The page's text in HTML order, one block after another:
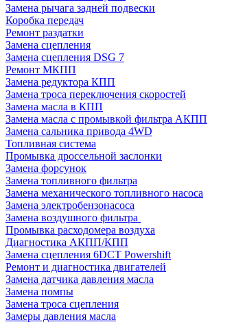
Замена рычага задней подвески
Коробка передач
Ремонт раздатки
Замена сцепления
Замена сцепления DSG 7
Ремонт МКПП
Замена редуктора КПП
Замена троса переключения скоростей
Замена масла в КПП
Замена масла с промывкой фильтра АКПП
Замена сальника привода 4WD
Топливная система
Промывка дроссельной заслонки
Замена форсунок
Замена топливного фильтра
Замена механического топливного насоса
Замена электробензонасоса
Замена воздушного фильтра
Промывка расходомера воздуха
Диагностика АКПП/КПП
Замена сцепления 6DCT Powershift
Ремонт и диагностика двигателей
Замена датчика давления масла
Замена помпы
Замена троса сцепления
Замеры давления масла